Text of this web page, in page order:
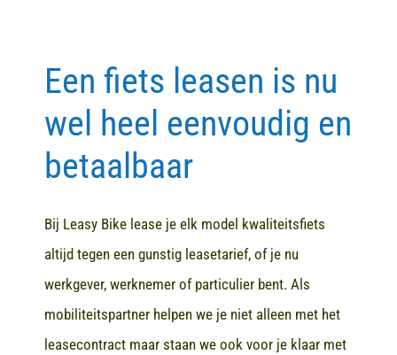
Contact
Een fiets leasen is nu
wel heel eenvoudig en
betaalbaar
Bij Leasy Bike lease je elk model kwaliteitsfiets
altijd tegen een gunstig leasetarief, of je nu
werkgever, werknemer of particulier bent. Als
mobiliteitspartner helpen we je niet alleen met het
leasecontract maar staan we ook voor je klaar met